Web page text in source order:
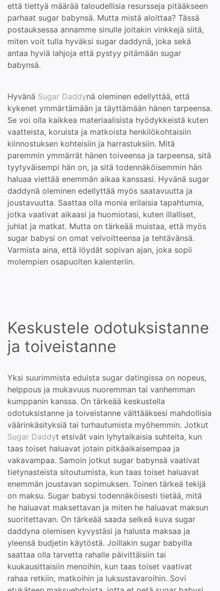
että tiettyä määrää taloudellisia resursseja pitääkseen
parhaat sugar babynsä. Mutta mistä aloittaa? Tässä
postauksessa annamme sinulle joitakin vinkkejä siitä,
miten voit tulla hyväksi sugar daddynä, joka sekä
antaa hyviä lahjoja että pystyy pitämään sugar
babynsä.
Hyvänä Sugar Daddynä oleminen edellyttää, että
kykenet ymmärtämään ja täyttämään hänen tarpeensa.
Se voi olla kaikkea materiaalisista hyödykkeistä kuten
vaatteista, koruista ja matkoista henkilökohtaisiin
kiinnostuksen kohteisiin ja harrastuksiin. Mitä
paremmin ymmärrät hänen toiveensa ja tarpeensa, sitä
tyytyväisempi hän on, ja sitä todennäköisemmin hän
haluaa viettää enemmän aikaa kanssasi. Hyvänä sugar
daddynä oleminen edellyttää myös saatavuutta ja
joustavuutta. Saattaa olla monia erilaisia tapahtumia,
jotka vaativat aikaasi ja huomiotasi, kuten illalliset,
juhlat ja matkat. Mutta on tärkeää muistaa, että myös
sugar babysi on omat velvoitteensa ja tehtävänsä.
Varmista aina, että löydät sopivan ajan, joka sopii
molempien osapuolten kalenteriin.
Keskustele odotuksistanne
ja toiveistanne
Yksi suurimmista eduista sugar datingissa on nopeus,
helppous ja mukavuus nuoremman tai vanhemman
kumppanin kanssa. On tärkeää keskustella
odotuksistanne ja toiveistanne välttääksesi mahdollisia
väärinkäsityksiä tai turhautumista myöhemmin. Jotkut
Sugar Daddyt etsivät vain lyhytaikaisia suhteita, kun
taas toiset haluavat jotain pitkäaikaisempaa ja
vakavampaa. Samoin jotkut sugar babynsä vaativat
tietynasteista sitoutumista, kun taas toiset haluavat
enemmän joustavan sopimuksen. Toinen tärkeä tekijä
on maksu. Sugar babysi todennäköisesti tietää, mitä
he haluavat maksettavan ja miten he haluavat maksun
suoritettavan. On tärkeää saada selkeä kuva sugar
daddyna olemisen kyvystäsi ja halusta maksaa ja
yleensä budjetin käytöstä. Joillakin sugar babyilla
saattaa olla tarvetta rahalle päivittäisiin tai
kuukausittaisiin menoihin, kun taas toiset vaativat
rahaa retkiin, matkoihin ja luksustavaroihin. Sovi